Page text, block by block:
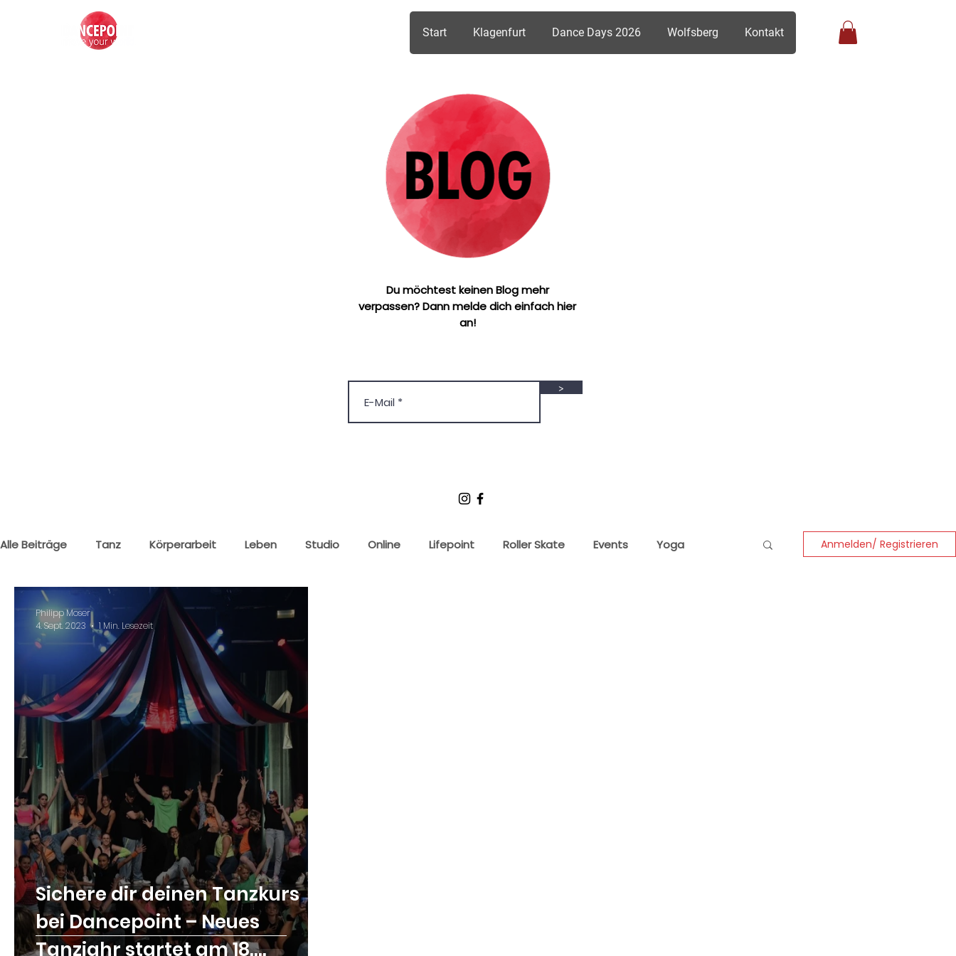
Start Klagenfurt Dance Days 2026 Wolfsberg Kontakt
Du möchtest keinen Blog mehr
verpassen? Dann melde dich einfach hier
an!
>
Alle Beiträge Tanz Körperarbeit Leben Studio Online Lifepoint Roller Skate Events Yoga
Klagenfurt Wolfsberg
Anmelden/ Registrieren
Sichere dir deinen Tanzkurs
bei Dancepoint – Neues
Tanzjahr startet am 18.
Philipp Moser
4. Sept. 2023
1 Min. Lesezeit